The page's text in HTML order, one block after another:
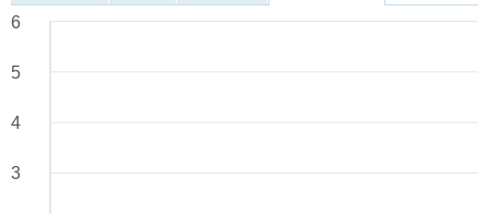
6
5
4
3